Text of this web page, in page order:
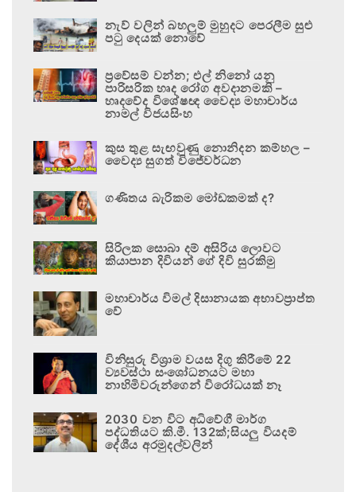
නැව් වලින් බහලුම් මුහුදට පෙරලීම සුළු
පටු දෙයක් නොවේ
ප්‍රවේසම් වන්න; එල් නිනෝ යනු
පාරිසරික හෘද රෝග අවදානමකි –
හෘදවේද විශේෂඥ වෛද්‍ය මහාචාර්ය
නාමල් විජයසිංහ
කුස තුළ සැඟවුණු නොනිදන කම්හල –
වෛද්‍ය සුගත් විජේවර්ධන
ගණිතය බැරිකම මෝඩකමක් ද?
සිරිලක සොබා දම් අසිරිය ලොවට
කියාපාන දිවියන් ගේ දිවි සුරකිමු
මහාචාර්ය විමල් දිසානායක අභාවප්‍රාප්ත
වේ
විනිසුරු විශ්‍රාම වයස දිගු කිරීමේ 22
ව්‍යවස්ථා සංශෝධනයට මහා
නාහිමිවරුන්ගෙන් විරෝධයක් නෑ
2030 වන විට අධිවේගී මාර්ග
පද්ධතියට කි.මී. 132ක්;සියලු වියදම්
දේශීය අරමුදල්වලින්